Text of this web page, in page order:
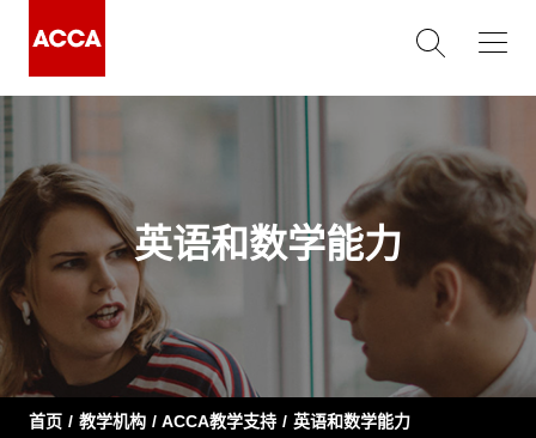
英语和数学能力
首页 教学机构 ACCA教学支持 英语和数学能力